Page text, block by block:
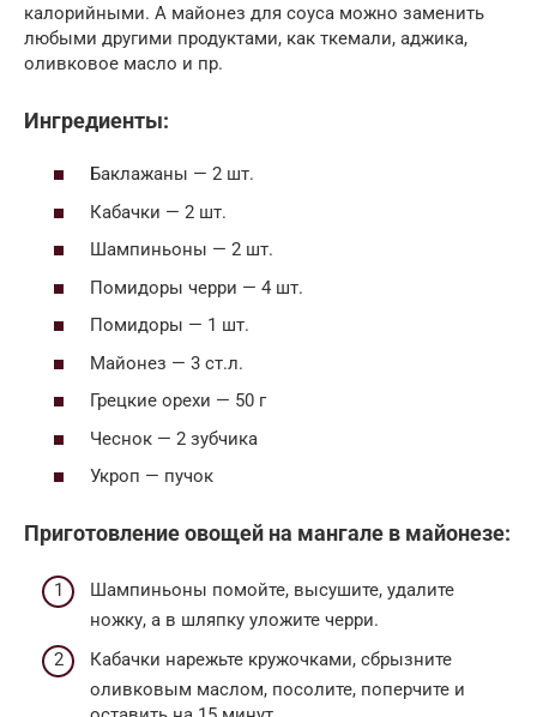
калорийными. А майонез для соуса можно заменить
любыми другими продуктами, как ткемали, аджика,
оливковое масло и пр.
Ингредиенты:
Баклажаны — 2 шт.
Кабачки — 2 шт.
Шампиньоны — 2 шт.
Помидоры черри — 4 шт.
Помидоры — 1 шт.
Майонез — 3 ст.л.
Грецкие орехи — 50 г
Чеснок — 2 зубчика
Укроп — пучок
Приготовление овощей на мангале в майонезе:
Шампиньоны помойте, высушите, удалите
ножку, а в шляпку уложите черри.
Кабачки нарежьте кружочками, сбрызните
оливковым маслом, посолите, поперчите и